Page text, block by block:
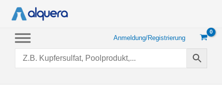
Inhalt
Anmeldung/Registrierung